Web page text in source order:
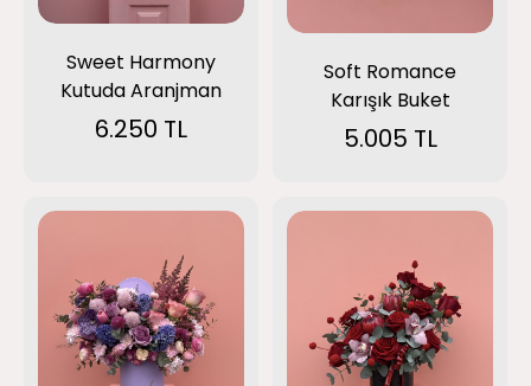
Sweet Harmony
Kutuda Aranjman
6.250 TL
Soft Romance
Karışık Buket
5.005 TL